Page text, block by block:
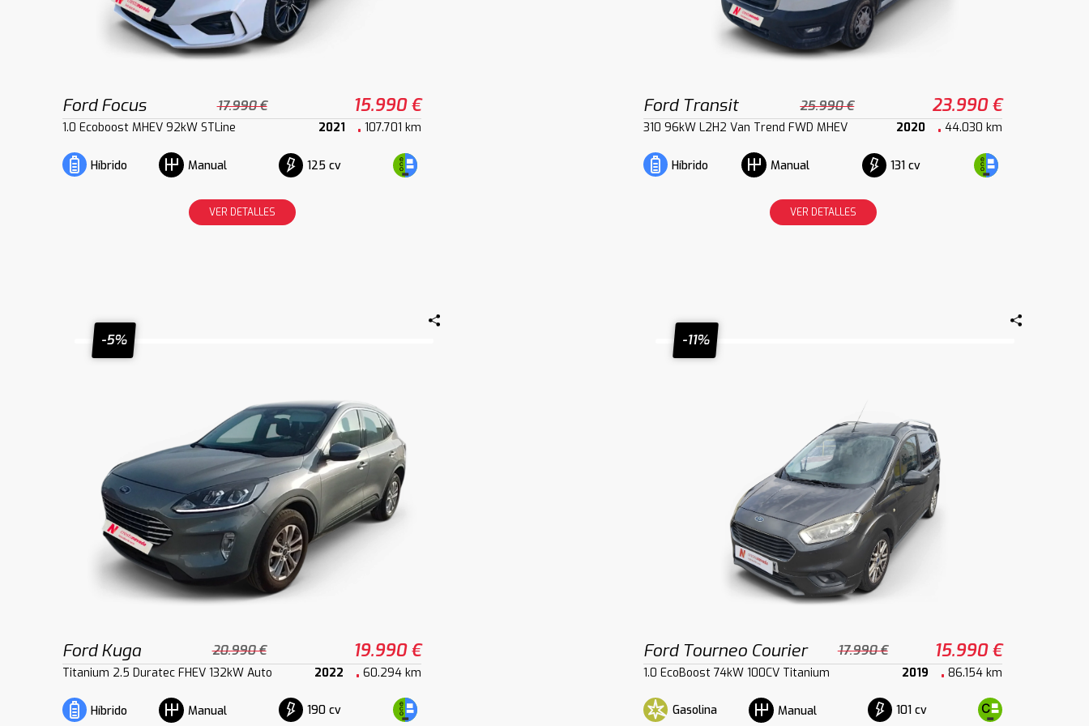
Ford Focus 17.990 € 15.990 €
1.0 Ecoboost MHEV 92kW STLine 2021 107.701 km
Híbrido Manual 125 cv
VER DETALLES
Ford Transit 25.990 € 23.990 €
310 96kW L2H2 Van Trend FWD MHEV 2020 44.030 km
Híbrido Manual 131 cv
VER DETALLES
-5%
Ford Kuga 20.990 € 19.990 €
Titanium 2.5 Duratec FHEV 132kW Auto 2022 60.294 km
Híbrido Manual 190 cv
-11%
Ford Tourneo Courier 17.990 € 15.990 €
1.0 EcoBoost 74kW 100CV Titanium 2019 86.154 km
Gasolina Manual 101 cv